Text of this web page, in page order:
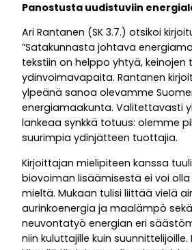
Panostusta uudistuviin
Ari Rantanen (SK 3.7.) otsikoi
”Satakunnasta johtava
tekstiin on helppo yhtyä, keinojen
ydinvoimavapaita. Rantanen
ylpeänä sanoa olevamme
energiamaakunta. Valitettavasti
lankeaa synkkä totuus: olemme
suurimpia ydinjätteen tuottajia.
Kirjoittajan mielipiteen kanssa
biovoiman lisäämisestä ei voi
mieltä. Mukaan tulisi liittää vielä
aurinkoenergia ja maalämpö
neuvontatyö energian eri
niin kuluttajille kuin suunnittelijoille.